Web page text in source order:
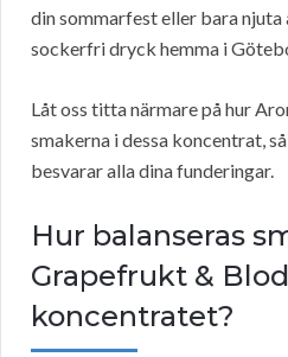
din sommarfest eller bara
sockerfri dryck hemma i
Låt oss titta närmare på hur
smakerna i dessa koncentrat,
besvarar alla dina funderingar.
Hur balanseras
Grapefrukt &
koncentratet?